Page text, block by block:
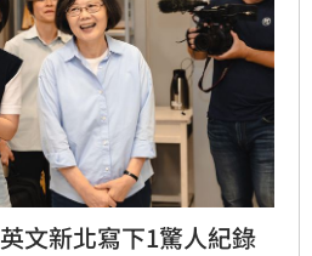
文新北寫下1驚人紀錄